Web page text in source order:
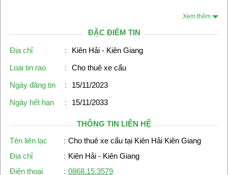
Xem thêm
ĐẶC ĐIỂM TIN
Địa chỉ :
Kiên Hải - Kiên Giang
Loại tin rao
:
Cho thuê xe cẩu
Ngày đăng tin
:
15/11/2023
Ngày hết hạn
: 15/11/2033
THÔNG TIN LIÊN HỆ
Tên liên lạc
: Cho thuê xe cẩu tại Kiên Hải Kiên Giang
Địa chỉ
: Kiên Hải - Kiên Giang
Điện thoại
: 0868.15.3579